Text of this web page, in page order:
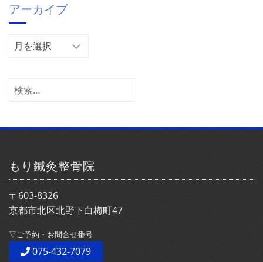
リ
ー
アーカイブ
ア
イ
検
もり鍼灸整骨院
〒603-8326
京都市北区北野下白梅町47
▽ご予約・お問合せ番号
075-432-7079